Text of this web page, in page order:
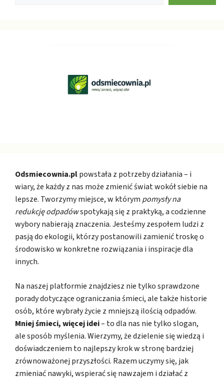
Odsmiecownia.plpowstała z potrzeby działania – i
wiary, że każdy z nas może zmienić świat wokół siebie na
lepsze. Tworzymy miejsce, w którym pomysły na
redukcję odpadówspotykają się z praktyką, a codzienne
wybory nabierają znaczenia. Jesteśmy zespołem ludzi z
pasją do ekologii, którzy postanowili zamienić troskę o
środowisko w konkretne rozwiązania i inspiracje dla
innych.
Na naszej platformie znajdziesz nie tylko sprawdzone
porady dotyczące ograniczania śmieci, ale także historie
osób, które wybrały życie z mniejszą ilością odpadów.
Mniej śmieci, więcej idei– to dla nas nie tylko slogan,
ale sposób myślenia. Wierzymy, że dzielenie się wiedzą i
doświadczeniem to najlepszy krok w stronę bardziej
zrównoważonej przyszłości. Razem uczymy się, jak
zmieniać nawyki, wspierać się nawzajem i działać z